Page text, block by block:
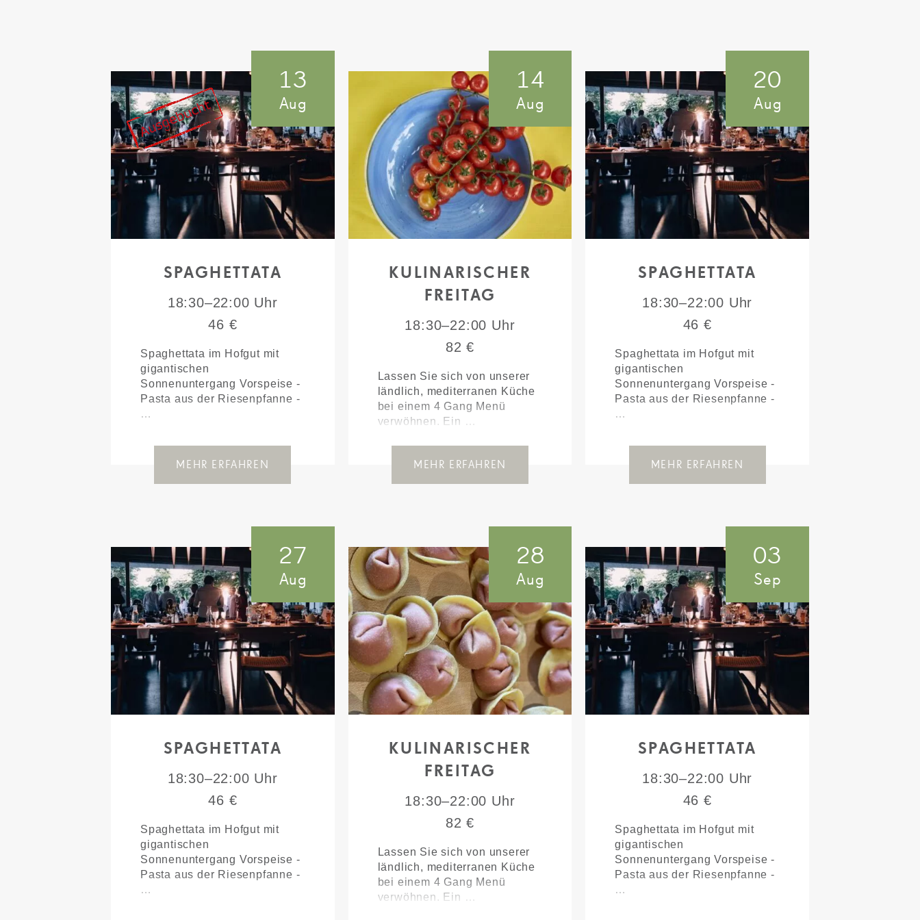
13
Aug
SPAGHETTATA
18:30–22:00 Uhr
46 €
Spaghettata im Hofgut mit
gigantischen
Sonnenuntergang Vorspeise -
Pasta aus der Riesenpfanne -
…
MEHR ERFAHREN
14
Aug
KULINARISCHER
FREITAG
18:30–22:00 Uhr
82 €
Lassen Sie sich von unserer
ländlich, mediterranen Küche
bei einem 4 Gang Menü
verwöhnen. Ein …
MEHR ERFAHREN
20
Aug
SPAGHETTATA
18:30–22:00 Uhr
46 €
Spaghettata im Hofgut mit
gigantischen
Sonnenuntergang Vorspeise -
Pasta aus der Riesenpfanne -
…
MEHR ERFAHREN
27
Aug
SPAGHETTATA
18:30–22:00 Uhr
46 €
Spaghettata im Hofgut mit
gigantischen
Sonnenuntergang Vorspeise -
Pasta aus der Riesenpfanne -
…
28
Aug
KULINARISCHER
FREITAG
18:30–22:00 Uhr
82 €
Lassen Sie sich von unserer
ländlich, mediterranen Küche
bei einem 4 Gang Menü
verwöhnen. Ein …
03
Sep
SPAGHETTATA
18:30–22:00 Uhr
46 €
Spaghettata im Hofgut mit
gigantischen
Sonnenuntergang Vorspeise -
Pasta aus der Riesenpfanne -
…